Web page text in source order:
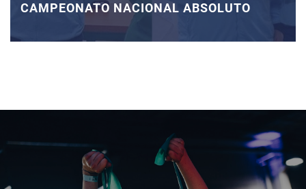
CAMPEONATO NACIONAL ABSOLUTO